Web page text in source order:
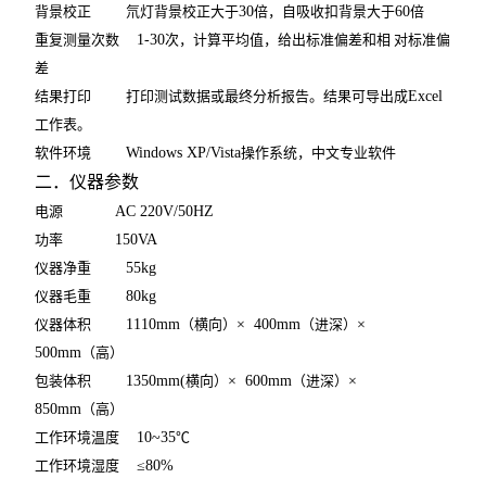
背景校正
氘灯背景校正大于30倍，自吸收扣背景大于60倍
重复测量次数 1-30次，计算平均值，给出标准偏差和相 对标准偏
差
结果打印
打印测试数据或最终分析报告。结果可导出成Excel
工作表。
软件环境 Windows XP/Vista操作系统，中文专业软件
二．仪器参数
电源 AC 220V/50HZ
功率 150VA
仪器净重 55kg
仪器毛重 80kg
仪器体积 1110mm （横向） × 400mm （进深） ×
500mm （高）
包装体积 1350mm(横向） × 600mm （进深） ×
850mm （高）
工作环境温度 10~35℃
工作环境湿度 ≤80%